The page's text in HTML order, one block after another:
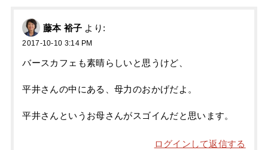
藤本 裕子 より:
2017-10-10 3:14 PM
バースカフェも素晴らしいと思うけど、
平井さんの中にある、母力のおかげだよ。
平井さんというお母さんがスゴイんだと思います。
ログインして返信する